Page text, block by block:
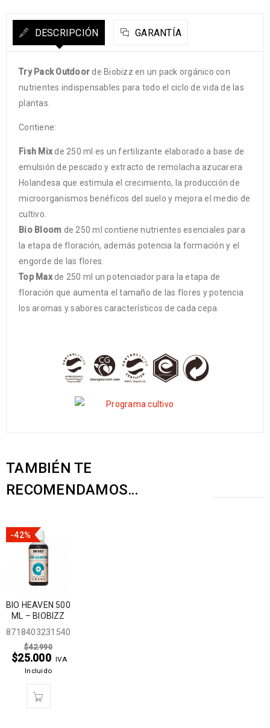
DESCRIPCIÓN GARANTÍA
Try Pack Outdoor de Biobizz en un pack orgánico con
nutrientes indispensables para todo el ciclo de vida de las
plantas.
Contiene:
Fish Mixde 250 ml es un fertilizante elaborado a base de
emulsión de pescado y extracto de remolacha azucarera
Holandesa que estimula el crecimiento, la producción de
microorganismos benéficos del suelo y mejora el medio de
cultivo.
Bio Bloom de 250 ml contiene nutrientes esenciales para
la etapa de floración, además potencia la formación y el
engorde de las flores.
Top Maxde 250 ml un potenciador para la etapa de
floración que aumenta el tamaño de las flores y potencia
los aromas y sabores característicos de cada cepa.
TAMBIÉN TE
RECOMENDAMOS…
-42%
BIO HEAVEN 500
ML – BIOBIZZ
8718403231540
$42.990
$25.000 IVA
Incluido